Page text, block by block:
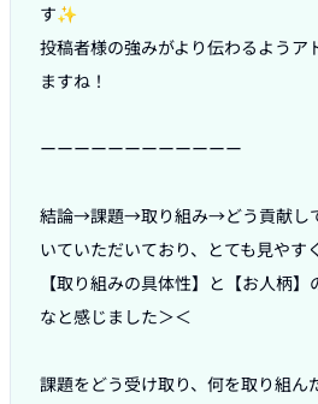
す✨
投稿者様の強みがより伝わるようア
ますね！
ーーーーーーーーーーーー
結論→課題→取り組み→どう貢献し
いていただいており、とても見やす
【取り組みの具体性】と【お人柄
なと感じました＞＜
課題をどう受け取り、何を取り組ん